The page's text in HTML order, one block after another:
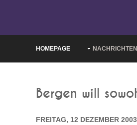
HOMEPAGE NACHRICHTEN
Bergen will
FREITAG, 12 DEZEMBER